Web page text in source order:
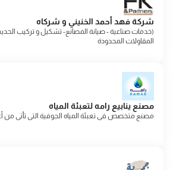
شركة فهد أحمد الخنيني و شركاه
(خدمات صناعية - صيانة المصانع- تشكيل و تركيب
المقاولات المحدودة
مصنع ينابيع رامه لتعبئة المياه‎
مصنع متخصص فى تعبئة المياه الجوفية التى تأتى من